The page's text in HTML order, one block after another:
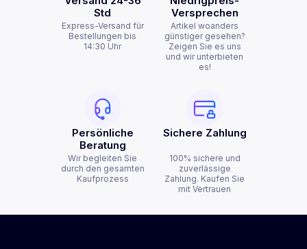
Std
Express-Versand für
Bestellungen bis
14:30 Uhr
Versprechen
Artikel woanders
günstiger gesehen?
Zeigen Sie es uns
und wir unterbieten
es!
Persönliche
Beratung
Wir begleiten Sie
durch den gesamten
Kaufprozess
Sichere Zahlung
100% sichere und
zuverlässige
Zahlung. Kaufen Sie
mit Vertrauen